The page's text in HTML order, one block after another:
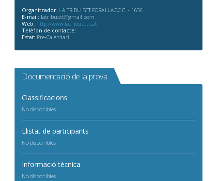
Organitzador: LA TRIBU BTT FORALLAC,C.C. - 1636
E-mail: latribubtt@gmail.com
Web: http://www.latribubtt.cat
Telèfon de contacte:
Estat: Pre-Calendari
Documentació de la prova
Classificacions
No disponibles
Llistat de participants
No disponibles
Informació tècnica
No disponibles